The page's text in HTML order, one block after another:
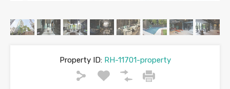
Property ID:RH-11701-property